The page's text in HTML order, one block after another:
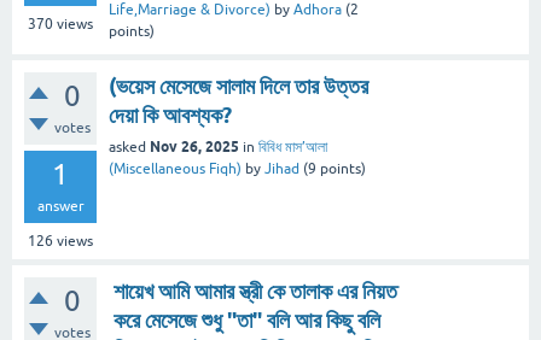
370 views
Life,Marriage & Divorce) by Adhora (2
points)
0
votes
1
answer
126 views
(ভয়েস মেসেজে সালাম দিলে তার উত্তর
দেয়া কি আবশ্যক?
asked Nov 26, 2025 in বিবিধ মাস’আলা
(Miscellaneous Fiqh) by Jihad (9 points)
0
votes
শায়েখ আমি আমার স্ত্রী কে তালাক এর নিয়ত
করে মেসেজে শুধু "তা" বলি আর কিছু বলি